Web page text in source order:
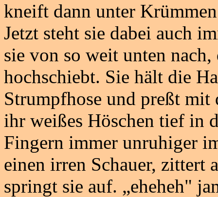
kneift dann unter
Jetzt steht sie dabei auch
sie von so weit unten
hochschiebt. Sie hält die
Strumpfhose und preßt
ihr weißes Höschen tief in
Fingern immer unruhiger
einen irren Schauer, zittert
springt sie auf. „eheheh"